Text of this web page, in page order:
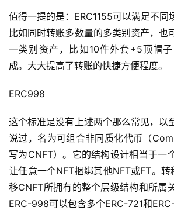
发
e
优
数
字
营
销
值得一提的是：ERC1155可以满足不同
比如同时转账多数量的多类别资产，也
一类别资产，比如10件外套+5顶帽
成。大大提高了转账的快捷方便程度。
ERC998
这个标准是没有上述两个那么常见，以
说过，名为可组合非同质化代币（
写为CNFT）。它的结构设计相当于一
让任意一个NFT捆绑其他NFT或FT。
移CNFT所拥有的整个层级结构和所属
ERC-998可以包含多个ERC-721和